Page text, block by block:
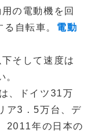
の電動機を回
自転車。 電動
そして速度は
。
、ドイツ31万
ア3．5万台、デ
2011年の日本の